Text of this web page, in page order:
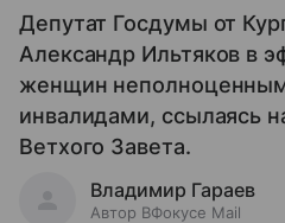
Депутат Госдумы от
Александр Ильтяков в
женщин
инвалидами, ссылаясь
Ветхого Завета.
Владимир Гараев
Автор ВФокусе Mail